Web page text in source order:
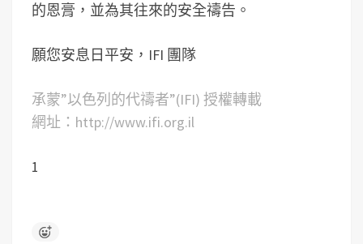
的恩膏，並為其往來的安全禱告。
願您安息日平安，IFI 團隊
承蒙”以色列的代禱者”(IFI) 授權轉載
網址：http://www.ifi.org.il
1